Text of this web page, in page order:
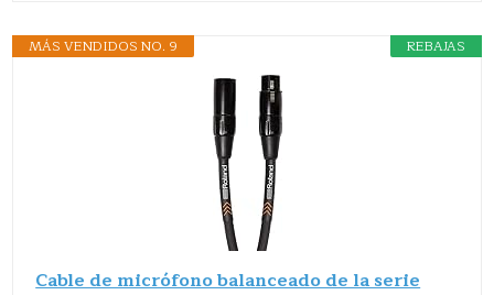
REBAJAS
MÁS VENDIDOS NO. 9
Cable de micrófono balanceado de la serie